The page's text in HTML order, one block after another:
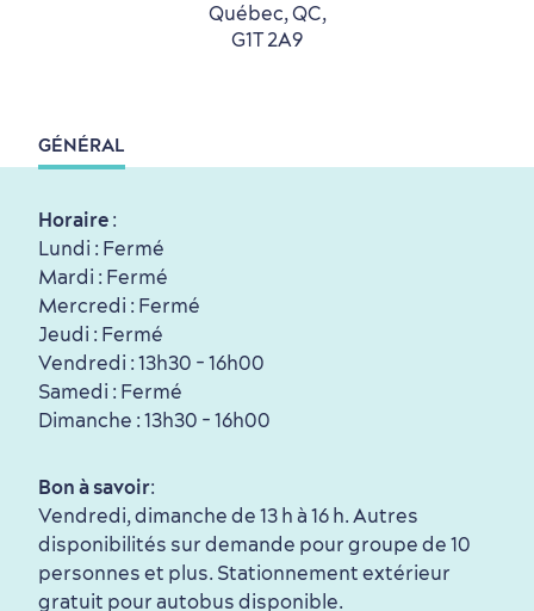
Première visite
Saisons et climat
Histoire vivante
au petit-déjeuner
Croisières internationales
GÉNÉRAL
Horaire :
Lundi : Fermé
Mardi : Fermé
Mercredi : Fermé
Jeudi : Fermé
Vendredi : 13h30 - 16h00
Samedi : Fermé
Dimanche : 13h30 - 16h00
Bon à savoir:
Vendredi, dimanche de 13 h à 16 h. Autres
disponibilités sur demande pour groupe de 10
personnes et plus. Stationnement extérieur
gratuit pour autobus disponible.
Québec, QC,
G1T 2A9